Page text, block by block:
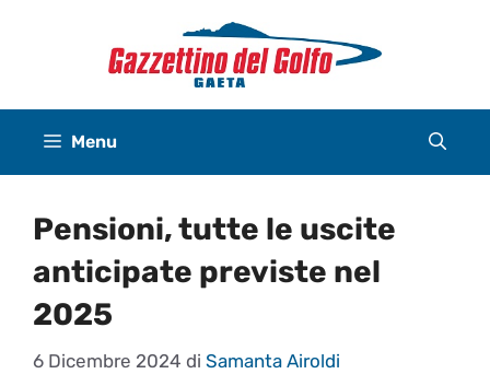
Menu
Pensioni, tutte le uscite
anticipate previste nel
2025
6 Dicembre 2024 di Samanta Airoldi